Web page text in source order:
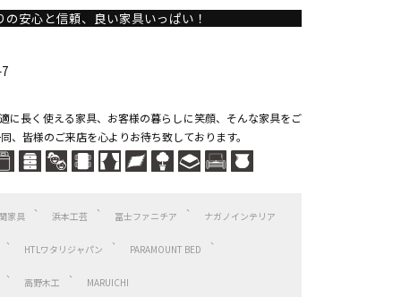
の安心と信頼、良い家具いっぱい！
に長く使える家具、お客様の暮らしに笑顔、そんな家具をご
、皆様のご来店を心よりお待ち致しております。
家具 浜本工芸 冨士ファニチア ナガノインテリア
HTLワタリジャパン PARAMOUNT BED
高野木工 MARUICHI